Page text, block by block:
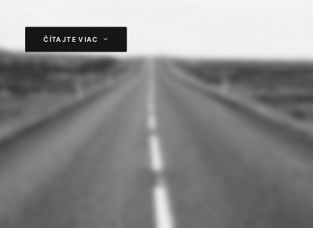
ČÍTAJTE VIAC